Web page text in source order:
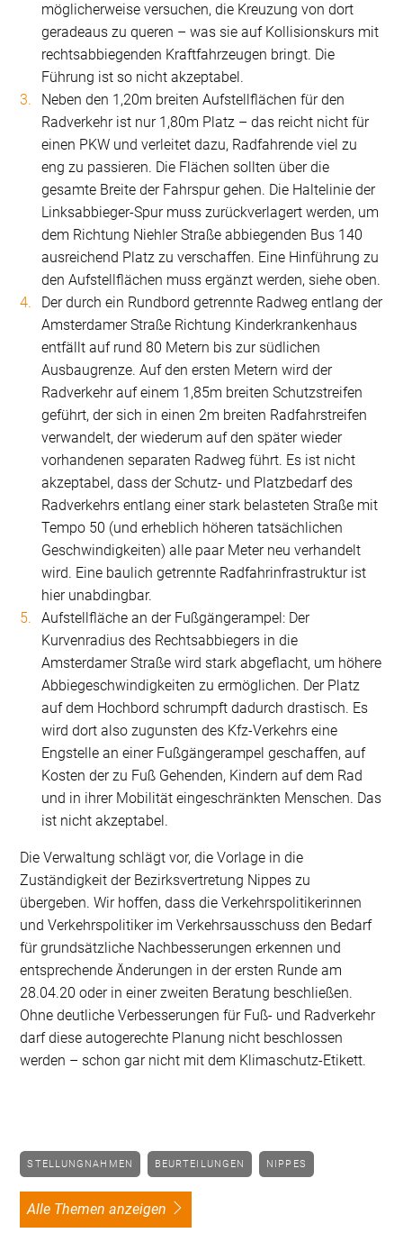
möglicherweise versuchen, die Kreuzung von dort
geradeaus zu queren – was sie auf Kollisionskurs mit
rechtsabbiegenden Kraftfahrzeugen bringt. Die
Führung ist so nicht akzeptabel.
Neben den 1,20m breiten Aufstellflächen für den
Radverkehr ist nur 1,80m Platz – das reicht nicht für
einen PKW und verleitet dazu, Radfahrende viel zu
eng zu passieren. Die Flächen sollten über die
gesamte Breite der Fahrspur gehen. Die Haltelinie der
Linksabbieger-Spur muss zurückverlagert werden, um
dem Richtung Niehler Straße abbiegenden Bus 140
ausreichend Platz zu verschaffen. Eine Hinführung zu
den Aufstellflächen muss ergänzt werden, siehe oben.
Der durch ein Rundbord getrennte Radweg entlang der
Amsterdamer Straße Richtung Kinderkrankenhaus
entfällt auf rund 80 Metern bis zur südlichen
Ausbaugrenze. Auf den ersten Metern wird der
Radverkehr auf einem 1,85m breiten Schutzstreifen
geführt, der sich in einen 2m breiten Radfahrstreifen
verwandelt, der wiederum auf den später wieder
vorhandenen separaten Radweg führt. Es ist nicht
akzeptabel, dass der Schutz- und Platzbedarf des
Radverkehrs entlang einer stark belasteten Straße mit
Tempo 50 (und erheblich höheren tatsächlichen
Geschwindigkeiten) alle paar Meter neu verhandelt
wird. Eine baulich getrennte Radfahrinfrastruktur ist
hier unabdingbar.
Aufstellfläche an der Fußgängerampel: Der
Kurvenradius des Rechtsabbiegers in die
Amsterdamer Straße wird stark abgeflacht, um höhere
Abbiegeschwindigkeiten zu ermöglichen. Der Platz
auf dem Hochbord schrumpft dadurch drastisch. Es
wird dort also zugunsten des Kfz-Verkehrs eine
Engstelle an einer Fußgängerampel geschaffen, auf
Kosten der zu Fuß Gehenden, Kindern auf dem Rad
und in ihrer Mobilität eingeschränkten Menschen. Das
ist nicht akzeptabel.
Die Verwaltung schlägt vor, die Vorlage in die
Zuständigkeit der Bezirksvertretung Nippes zu
übergeben. Wir hoffen, dass die Verkehrspolitikerinnen
und Verkehrspolitiker im Verkehrsausschuss den Bedarf
für grundsätzliche Nachbesserungen erkennen und
entsprechende Änderungen in der ersten Runde am
28.04.20 oder in einer zweiten Beratung beschließen.
Ohne deutliche Verbesserungen für Fuß- und Radverkehr
darf diese autogerechte Planung nicht beschlossen
werden – schon gar nicht mit dem Klimaschutz-Etikett.
STELLUNGNAHMEN BEURTEILUNGEN NIPPES
alle Themen anzeigen